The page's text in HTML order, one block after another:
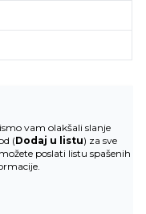
vam olakšali slanje
(Dodaj u listu) za sve
poslati listu spašenih